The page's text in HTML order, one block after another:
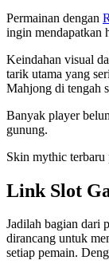
Permainan dengan
ingin mendapatkan
Keindahan visual
tarik utama yang
Mahjong di tengah
Banyak player
gunung.
Skin mythic terbaru
Link Slot
Jadilah bagian dari
dirancang untuk
setiap pemain.